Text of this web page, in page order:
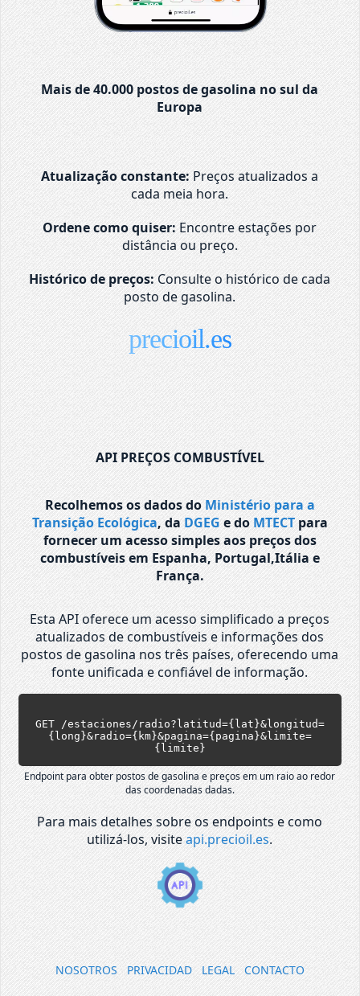
Mais de 40.000 postos de gasolina no sul da
Europa
Atualização constante: Preços atualizados a
cada meia hora.
Ordene como quiser: Encontre estações por
distância ou preço.
Histórico de preços: Consulte o histórico de cada
posto de gasolina.
precioil.es
API PREÇOS COMBUSTÍVEL
Recolhemos os dados do Ministério para a
Transição Ecológica, da DGEG e do MTECTpara
fornecer um acesso simples aos preços dos
combustíveis em Espanha, Portugal,Itália e
França.
Esta API oferece um acesso simplificado a preços
atualizados de combustíveis e informações dos
postos de gasolina nos três países, oferecendo uma
fonte unificada e confiável de informação.
GET /estaciones/radio?latitud={lat}&longitud=
{long}&radio={km}&pagina={pagina}&limite=
{limite}
Endpoint para obter postos de gasolina e preços em um raio ao redor
das coordenadas dadas.
Para mais detalhes sobre os endpoints e como
utilizá-los, visiteapi.precioil.es.
NOSOTROS PRIVACIDAD LEGAL CONTACTO